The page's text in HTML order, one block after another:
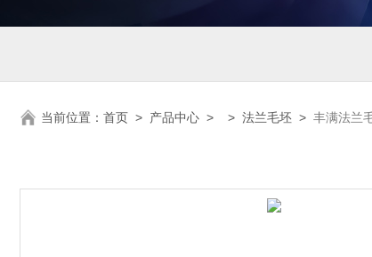
当前位置： 首页 > 产品中心 > > 法兰毛坯 > 丰满法兰